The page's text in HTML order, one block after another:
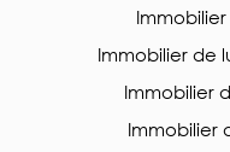
Immobilier
Immobilier de
Immobilier
Immobilier